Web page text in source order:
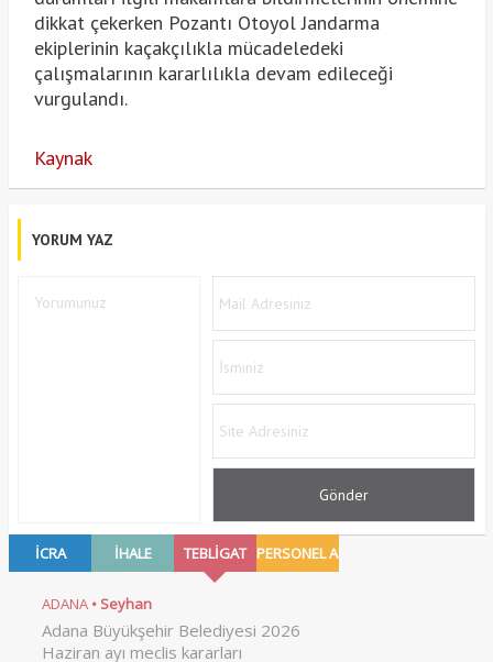
dikkat çekerken Pozantı Otoyol Jandarma
ekiplerinin kaçakçılıkla mücadeledeki
çalışmalarının kararlılıkla devam edileceği
vurgulandı.
Kaynak
YORUM YAZ